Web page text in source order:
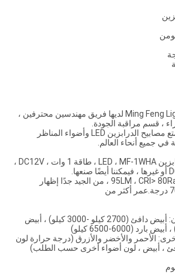
شركة Ming Feng Lighting Company لديها فريق مهندسين محترفين ،
، قسم مراقبة الجودة.
مع نظام الإنتاج الجيد ، تتمتع مصابيح الدرابزين LED وأضواء المناظر
بالنسبة لنوع مصابيح الدرابزين LED ، MF-1WHA ، طاقة 1 وات ، DC12V ،
مع تدفق الإضاءة العالي 95LM ، CRI> 80Ra ، من الجيد جدًا إظهار
خيارات درجة حرارة اللون: أبيض دافئ (2700 كيلو -3000 كيلو) ، أبيض
الأحمر والأخضر والأزرق (درجة حرارة لون
، أبيض ، لون أضواء أخرى حسب الطلب)